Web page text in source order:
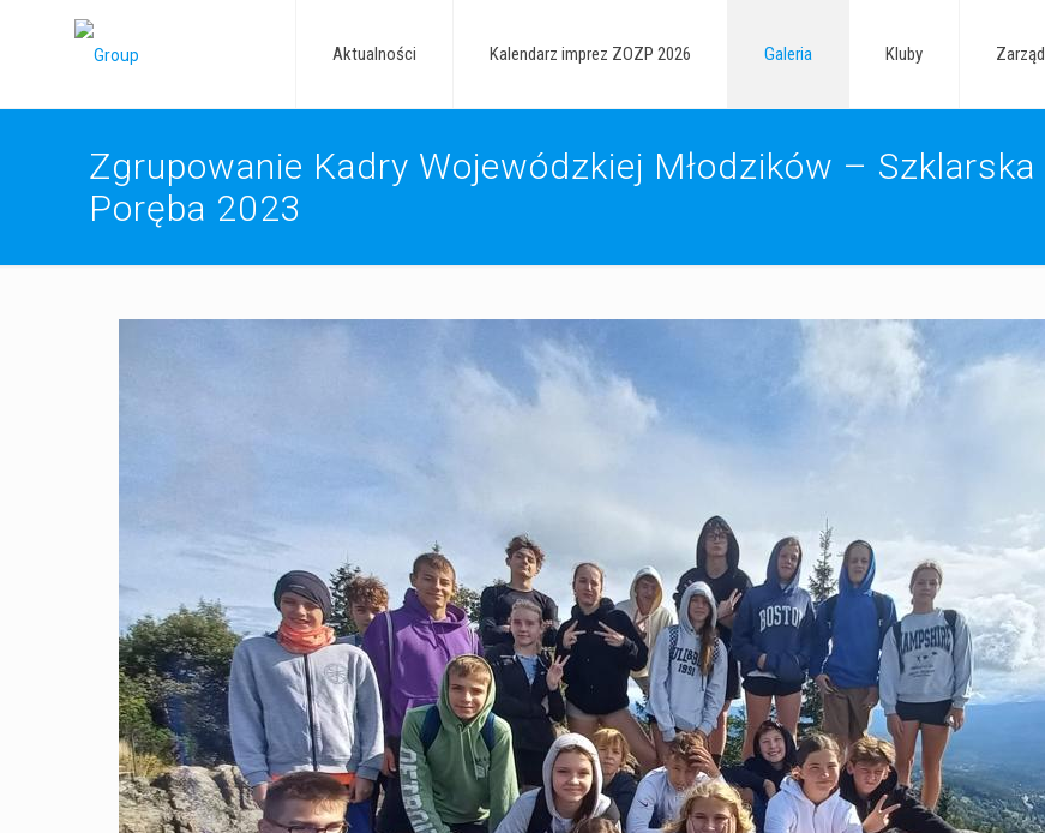
Aktualności Kalendarz imprez ZOZP 2026 Galeria Kluby Zarząd
Zgrupowanie Kadry Wojewódzkiej Młodzików – Szklarska
Poręba 2023